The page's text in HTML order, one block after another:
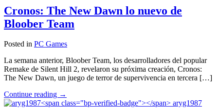
terror
con
estética
de
llegará
en
2025"
Cronos: The New Dawn lo nuevo de
Bloober Team
Posted in PC Games
La semana anterior, Bloober Team, los desarrolladores del popular
Remake de Silent Hill 2, revelaron su próxima creación, Cronos:
The New Dawn, un juego de terror de supervivencia en tercera […]
Continue reading "Cronos:
The
→
aryg1987